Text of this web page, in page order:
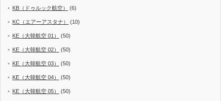
KB（ドゥルック航空） (6)
KC（エアーアスタナ） (10)
KE（大韓航空 01） (50)
KE（大韓航空 02） (50)
KE（大韓航空 03） (50)
KE（大韓航空 04） (50)
KE（大韓航空 05） (50)